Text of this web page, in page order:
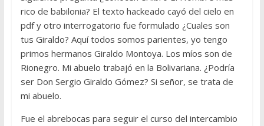
rico de babilonia? El texto hackeado cayó del cielo en
pdf y otro interrogatorio fue formulado ¿Cuales son
tus Giraldo? Aquí todos somos parientes, yo tengo
primos hermanos Giraldo Montoya. Los míos son de
Rionegro. Mi abuelo trabajó en la Bolivariana. ¿Podría
ser Don Sergio Giraldo Gómez? Si señor, se trata de
mi abuelo.
Fue el abrebocas para seguir el curso del intercambio